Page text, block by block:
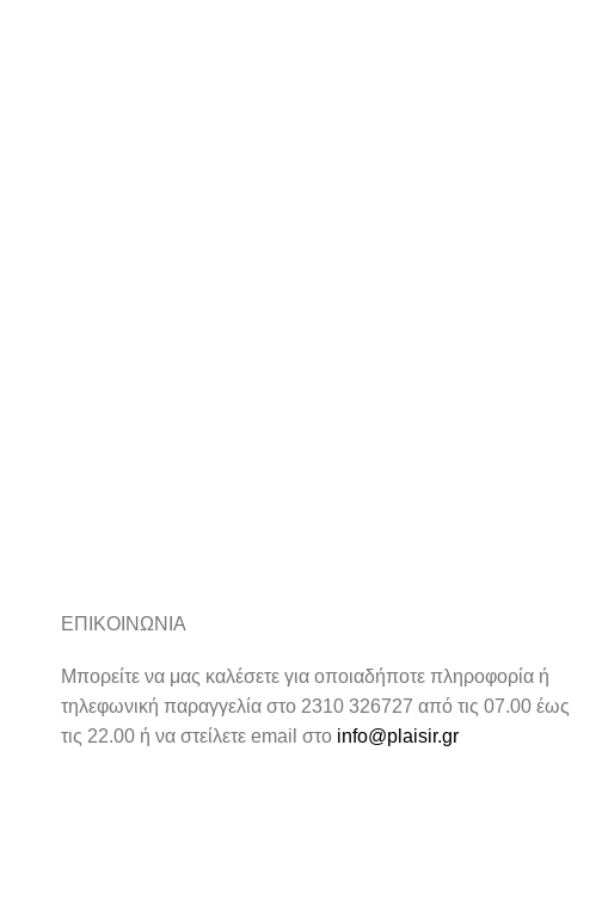
ΕΠΙΚΟΙΝΩΝΙΑ
Μπορείτε να μας καλέσετε για οποιαδήποτε πληροφορία ή
τηλεφωνική παραγγελία στο 2310 326727 από τις 07.00 έως
τις 22.00 ή να στείλετε email στο info@plaisir.gr